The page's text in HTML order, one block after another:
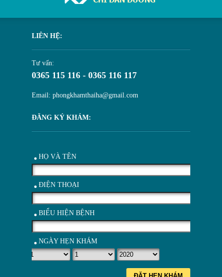
LIÊN HỆ:
Tư vấn:
0365 115 116 - 0365 116 117
Email: phongkhamthaiha@gmail.com
ĐĂNG KÝ KHÁM:
HỌ VÀ TÊN
ĐIỆN THOẠI
BIỂU HIỆN BỆNH
NGÀY HẸN KHÁM